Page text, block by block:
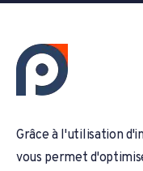
Grâce à l'utilisation
vous permet